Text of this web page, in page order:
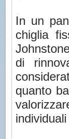
In un
chiglia
di
quanto